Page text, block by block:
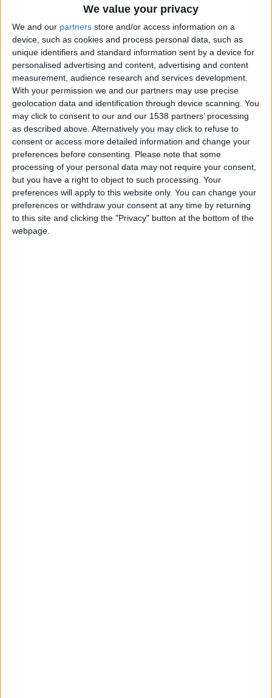
We value your privacy
We and our partners store and/or access information on a
device, such as cookies and process personal data, such as
unique identifiers and standard information sent by a device for
personalised advertising and content, advertising and content
measurement, audience research and services development.
With your permission we and our partners may use precise
geolocation data and identification through device scanning. You
may click to consent to our and our 1538 partners’ processing
as described above. Alternatively you may click to refuse to
consent or access more detailed information and change your
preferences before consenting.
Please note that some
processing of your personal data may not require your consent,
but you have a right to object to such processing. Your
preferences will apply to this website only. You can change your
preferences or withdraw your consent at any time by returning
to this site and clicking the "Privacy" button at the bottom of the
webpage.
Rebondissement dans le dossier Mikautadze. Alors que tout
semblait en bonne voie et que l’AS Monaco s’était mise
d’accord avec Metz pour un montant de transfert de 25
millions, bonus compris, l’attaquant géorgien ne devrait
finalement pas atterrir sur le Rocher. SelonL’Équipe, il
disposerait d’un accord avec Lyon depuis plusieurs semaines
et aurait finalement refusé la proposition de l’ASM. L’OL n’a
cependant pas encore formulé d’offre à Metz pour un
transfert, mais cela devrait être le cas sous peu.
Pour Monaco, l’heure est donc à la quête d’une nouvelle
solution en attaque pour remplacer Wissam Ben Yedder, parti